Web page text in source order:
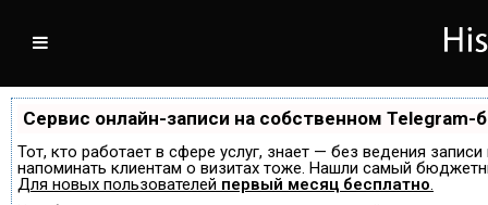
Сервис онлайн-записи на собственном Telegram-
Тот, кто работает в сфере услуг, знает — без ведения
напоминать клиентам о визитах тоже. Нашли самый
Для новых пользователей первый месяц бесплатно.